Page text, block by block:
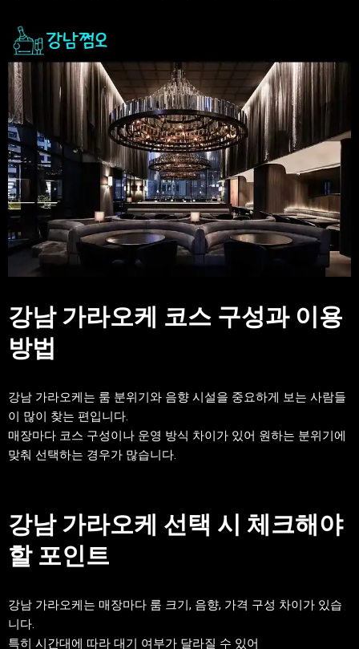
강남 가라오케 코스 구성과 이용
방법
강남 가라오케는 룸 분위기와 음향 시설을 중요하게 보는 사람들
이 많이 찾는 편입니다.
매장마다 코스 구성이나 운영 방식 차이가 있어 원하는 분위기에
맞춰 선택하는 경우가 많습니다.
강남 가라오케 선택 시 체크해야
할 포인트
강남 가라오케는 매장마다 룸 크기, 음향, 가격 구성 차이가 있습
니다.
특히 시간대에 따라 대기 여부가 달라질 수 있어